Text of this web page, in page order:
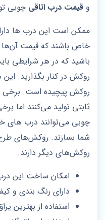
و قیمت درب اتاقی چوبی
ممکن است این درب ها
خاص باشند که قیمت
باشید که در هر شرایطی
روکش در کنار بگذارید.
روکش پیچیده است. برخی
ثابتی تولید می‌کنند اما
چوبی می‌توانند درب های
شما بسازند. روکش‌های
روکش‌های دیگر دارند.
امکان ساخت این
دارای رنگ بندی و
استفاده از بهترین